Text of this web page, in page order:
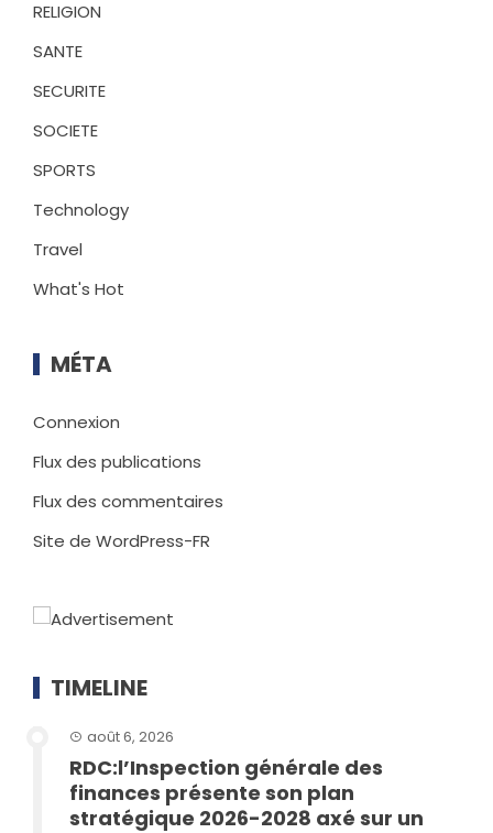
RELIGION
SANTE
SECURITE
SOCIETE
SPORTS
Technology
Travel
What's Hot
MÉTA
Connexion
Flux des publications
Flux des commentaires
Site de WordPress-FR
TIMELINE
août 6, 2026
RDC:l’Inspection générale des
finances présente son plan
stratégique 2026-2028 axé sur un